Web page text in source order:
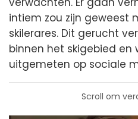
intiem zou zijn geweest
skilerares. Dit gerucht
binnen het skigebied en
uitgemeten op sociale
Scroll om